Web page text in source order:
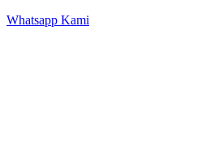
Whatsapp Kami